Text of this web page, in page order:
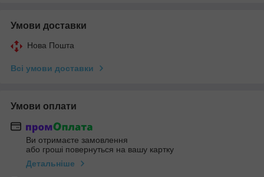
Умови доставки
Нова Пошта
Всі умови доставки
Умови оплати
Ви отримаєте замовлення
або гроші повернуться на вашу картку
Детальніше